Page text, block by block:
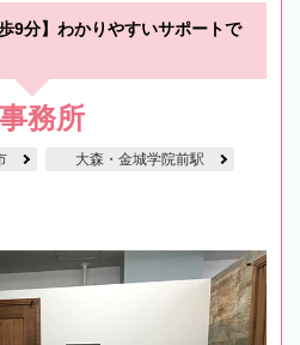
9分】わかりやすいサポートで
務所
大森・金城学院前駅